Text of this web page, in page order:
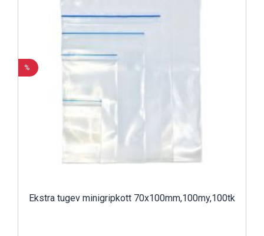
%
Ekstra tugev minigripkott 70x100mm,100my,100tk